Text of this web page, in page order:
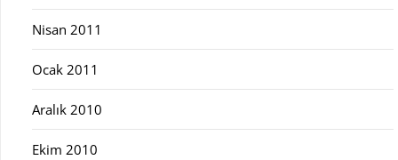
Nisan 2011
Ocak 2011
Aralık 2010
Ekim 2010